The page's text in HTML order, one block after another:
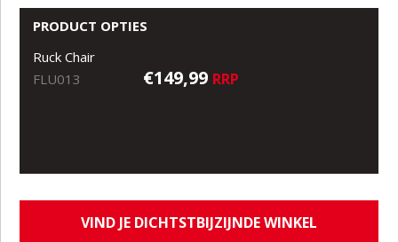
PRODUCT OPTIES
Ruck Chair
FLU013
€149,99 RRP
VIND JE DICHTSTBIJZIJNDE WINKEL